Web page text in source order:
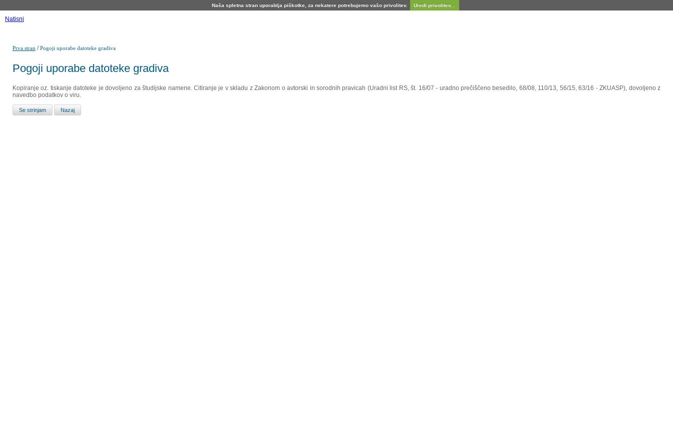
Naša spletna stran uporablja piškotke, za nekatere potrebujemo vašo privolitev. Uredi privolitev...
Natisni
Prva stran /Pogoji uporabe datoteke gradiva
Pogoji uporabe datoteke gradiva
Kopiranje oz. tiskanje datoteke je dovoljeno za študijske namene. Citiranje je v skladu z Zakonom o avtorski in sorodnih pravicah (Uradni list RS, št. 16/07 - uradno prečiščeno besedilo, 68/08, 110/13, 56/15, 63/16 - ZKUASP), dovoljeno z
navedbo podatkov o viru.